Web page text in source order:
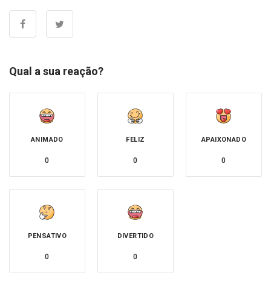
Qual a sua reação?
ANIMADO
0
FELIZ
0
APAIXONADO
0
PENSATIVO
0
DIVERTIDO
0